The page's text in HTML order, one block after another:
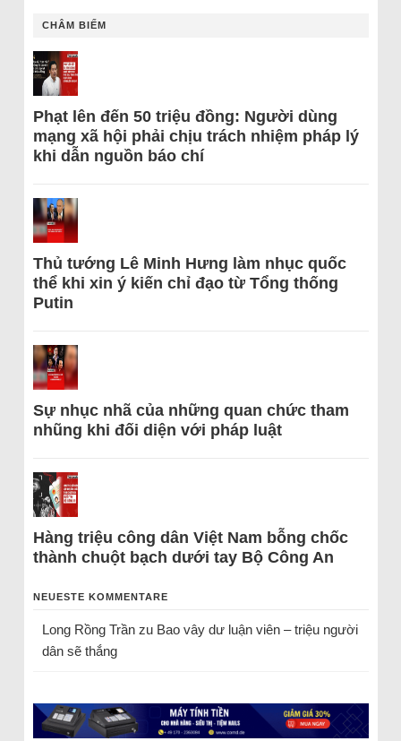
CHÂM BIẾM
Phạt lên đến 50 triệu đồng: Người dùng
mạng xã hội phải chịu trách nhiệm pháp lý
khi dẫn nguồn báo chí
Thủ tướng Lê Minh Hưng làm nhục quốc
thể khi xin ý kiến chỉ đạo từ Tổng thống
Putin
Sự nhục nhã của những quan chức tham
nhũng khi đối diện với pháp luật
Hàng triệu công dân Việt Nam bỗng chốc
thành chuột bạch dưới tay Bộ Công An
NEUESTE KOMMENTARE
Long Rồng Trầnzu Bao vây dư luận viên – triệu người
dân sẽ thắng